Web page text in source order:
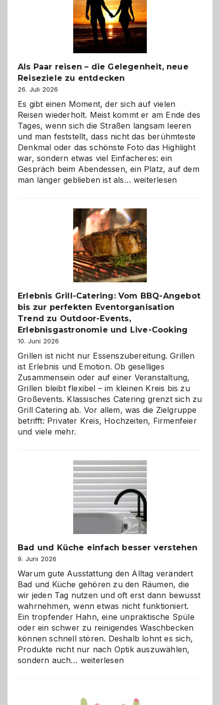
Als Paar reisen – die Gelegenheit, neue
Reiseziele zu entdecken
26. Juli 2026
Es gibt einen Moment, der sich auf vielen
Reisen wiederholt. Meist kommt er am Ende des
Tages, wenn sich die Straßen langsam leeren
und man feststellt, dass nicht das berühmteste
Denkmal oder das schönste Foto das Highlight
war, sondern etwas viel Einfacheres: ein
Gespräch beim Abendessen, ein Platz, auf dem
man länger geblieben ist als… Als
–
die
Gelegenheit,
neue
Reiseziele
zu
entdecken
weiterlesen
Erlebnis Grill-Catering: Vom BBQ-Angebot
bis zur perfekten Eventorganisation
Trend zu Outdoor-Events,
Erlebnisgastronomie und Live-Cooking
10. Juni 2026
Grillen ist nicht nur Essenszubereitung. Grillen
ist Erlebnis und Emotion. Ob geselliges
Zusammensein oder auf einer Veranstaltung,
Grillen bleibt flexibel – im kleinen Kreis bis zu
Großevents. Klassisches Catering grenzt sich zu
Grill Catering ab. Vor allem, was die Zielgruppe
betrifft: Privater Kreis, Hochzeiten, Firmenfeier
und viele mehr.
Bad und Küche einfach besser verstehen
9. Juni 2026
Warum gute Ausstattung den Alltag verändert
Bad und Küche gehören zu den Räumen, die
wir jeden Tag nutzen und oft erst dann bewusst
wahrnehmen, wenn etwas nicht funktioniert.
Ein tropfender Hahn, eine unpraktische Spüle
oder ein schwer zu reinigendes Waschbecken
können schnell stören. Deshalb lohnt es sich,
Produkte nicht nur nach Optik auszuwählen,
sondern auch… Bad
weiterlesen